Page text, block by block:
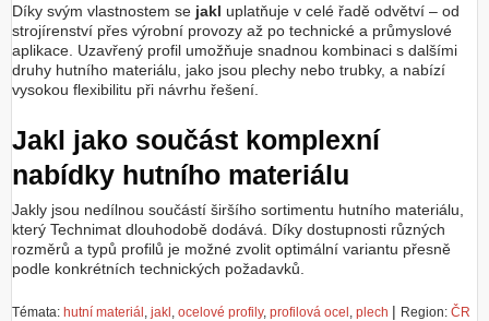
Díky svým vlastnostem se jakl uplatňuje v celé řadě odvětví – od
strojírenství přes výrobní provozy až po technické a průmyslové
aplikace. Uzavřený profil umožňuje snadnou kombinaci s dalšími
druhy hutního materiálu, jako jsou plechy nebo trubky, a nabízí
vysokou flexibilitu při návrhu řešení.
Jakl jako součást komplexní
nabídky hutního materiálu
Jakly jsou nedílnou součástí širšího sortimentu hutního materiálu,
který Technimat dlouhodobě dodává. Díky dostupnosti různých
rozměrů a typů profilů je možné zvolit optimální variantu přesně
podle konkrétních technických požadavků.
Témata: hutní materiál , jakl , ocelové profily, profilová ocel , plech | Region: ČR